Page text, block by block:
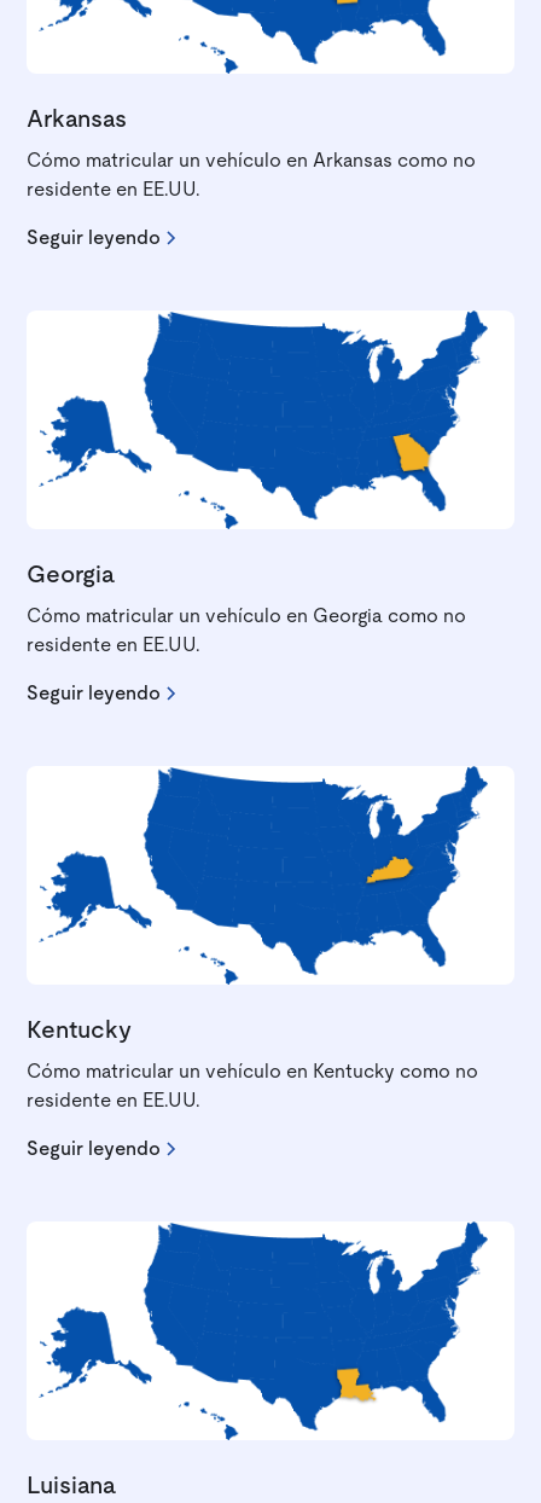
Arkansas
Cómo matricular un vehículo en Arkansas como no
residente en EE.UU.
Seguir leyendo
Georgia
Cómo matricular un vehículo en Georgia como no
residente en EE.UU.
Seguir leyendo
Kentucky
Cómo matricular un vehículo en Kentucky como no
residente en EE.UU.
Seguir leyendo
Luisiana